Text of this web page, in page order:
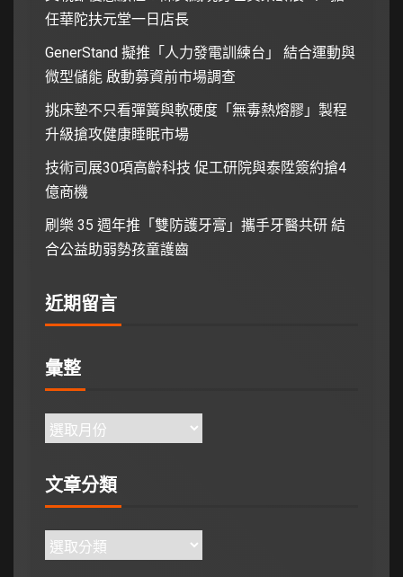
任華陀扶元堂一日店長
GenerStand 擬推「人力發電訓練台」 結合運動與
微型儲能 啟動募資前市場調查
挑床墊不只看彈簧與軟硬度「無毒熱熔膠」製程
升級搶攻健康睡眠市場
技術司展30項高齡科技 促工研院與泰陞簽約搶4
億商機
刷樂 35 週年推「雙防護牙膏」攜手牙醫共研 結
合公益助弱勢孩童護齒
近期留言
彙整
文章分類